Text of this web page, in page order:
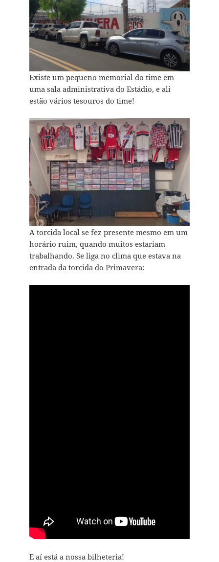
Existe um pequeno memorial do time em
uma sala administrativa do Estádio, e ali
estão vários tesouros do time!
A torcida local se fez presente mesmo em um
horário ruim, quando muitos estariam
trabalhando. Se liga no clima que estava na
entrada da torcida do Primavera:
E aí está a nossa bilheteria!